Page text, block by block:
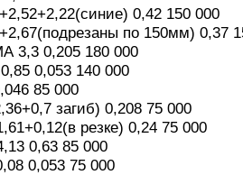
0,42 150 000
по 150мм) 0,37
3,3 0,205 180 000
0,053 140 000
85 000
загиб) 0,208 75 000
резке) 0,24 75 000
0,63 85 000
0,053 75 000